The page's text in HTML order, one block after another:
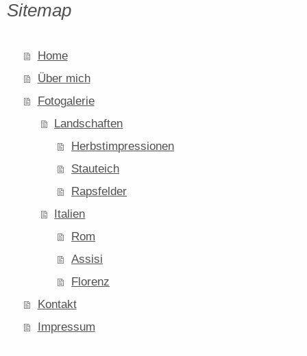
Sitemap
Home
Über mich
Fotogalerie
Landschaften
Herbstimpressionen
Stauteich
Rapsfelder
Italien
Rom
Assisi
Florenz
Kontakt
Impressum